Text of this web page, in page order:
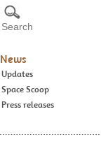
News
Updates
Space Scoop
Press releases